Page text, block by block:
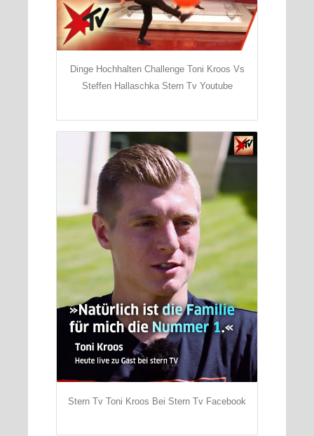
Dinge Hochhalten Challenge Toni Kroos Vs
Steffen Hallaschka Stern Tv Youtube
Stern Tv Toni Kroos Bei Stern Tv Facebook